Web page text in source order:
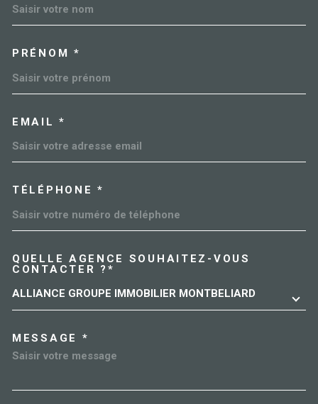
PRÉNOM *
EMAIL *
TÉLÉPHONE *
QUELLE AGENCE SOUHAITEZ-VOUS
CONTACTER ?*
ALLIANCE GROUPE IMMOBILIER MONTBELIARD
MESSAGE *